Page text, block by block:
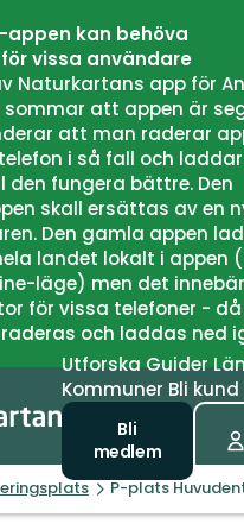
kan behöva
vissa användare
Naturkartans app för
att appen är
att man raderar
i så fall och
den fungera bättre. Den
skall ersättas av en
Den gamla appen
landet lokalt i appen
läge) men det
för vissa telefoner - då
och laddas ned
UtforskaGuider
Kommuner Bli kund
Bli
medlem
P-plats